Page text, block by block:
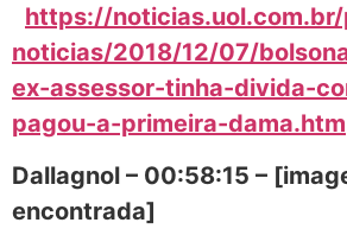
https://
noticias/2018/12/07/
ex-assessor-tinha-divida-
pagou-a-primeira-dama.htm
Dallagnol – 00:58:15 –
encontrada]